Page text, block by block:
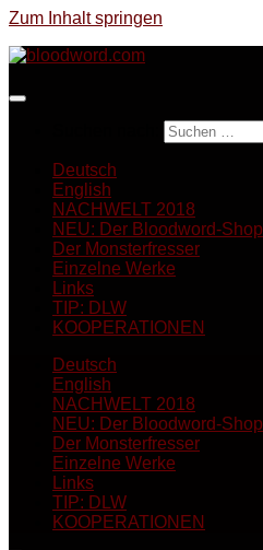
Zum Inhalt springen
Deutsch
English
NACHWELT 2018
NEU: Der Bloodword-Shop
Der Monsterfresser
Einzelne Werke
Links
TIP: DLW
KOOPERATIONEN
Deutsch
English
NACHWELT 2018
NEU: Der Bloodword-Shop
Der Monsterfresser
Einzelne Werke
Links
TIP: DLW
KOOPERATIONEN